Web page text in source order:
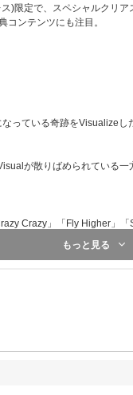
)限定で、スペシャルクリ
コンテンツにも注目。
っている奇跡をVisualize
が散りばめられている
Crazy」「Fly Higher」
Crazy」「Fly Higher」「
Crazy」「Fly Higher」
もっと見る